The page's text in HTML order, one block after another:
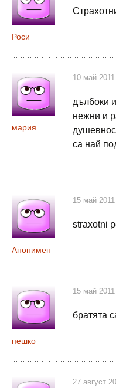
Роси
мария
10 май
дълбоки
нежни и
са най
Анонимен
15 май
straxotni
пешко
15 май
братята
27 август